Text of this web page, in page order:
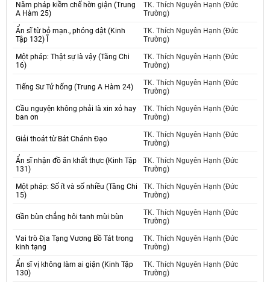
Năm pháp kiềm chế hờn giận (Trung
A Hàm 25)
TK. Thích Nguyên Hạnh (Đức
Trường)
Ẩn sĩ từ bỏ mạn., phóng dật (Kinh
Tập 132) Ĩ
TK. Thích Nguyên Hạnh (Đức
Trường)
Một pháp: Thật sự là vậy (Tăng Chi
16)
TK. Thích Nguyên Hạnh (Đức
Trường)
Tiếng Sư Tử hống (Trung A Hàm 24)
TK. Thích Nguyên Hạnh (Đức
Trường)
Cầu nguyện không phải là xin xỏ hay
ban ơn
TK. Thích Nguyên Hạnh (Đức
Trường)
Giải thoát từ Bát Chánh Đạo
TK. Thích Nguyên Hạnh (Đức
Trường)
Ẩn sĩ nhận đồ ăn khất thực (Kinh Tập
131)
TK. Thích Nguyên Hạnh (Đức
Trường)
Một pháp: Số ít và số nhiều (Tăng Chi
15)
TK. Thích Nguyên Hạnh (Đức
Trường)
Gần bùn chẳng hôi tanh mùi bùn
TK. Thích Nguyên Hạnh (Đức
Trường)
Vai trò Địa Tạng Vương Bồ Tát trong
kinh tạng
TK. Thích Nguyên Hạnh (Đức
Trường)
Ẩn sĩ vị không làm ai giận (Kinh Tập
130)
TK. Thích Nguyên Hạnh (Đức
Trường)